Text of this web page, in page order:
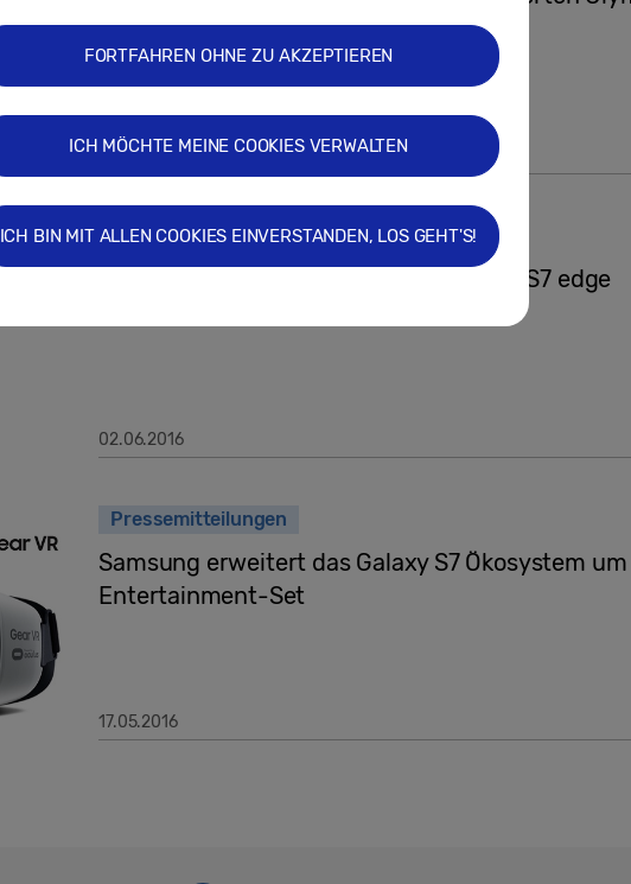
Galaxy S7 edge
07.07.2016
Pressemitteilungen
Neue Trendfarbe für das Galaxy S7 und S7 edge
02.06.2016
Pressemitteilungen
Samsung erweitert das Galaxy S7 Ökosystem um
Entertainment-Set
17.05.2016
FORTFAHREN OHNE ZU AKZEPTIEREN
ICH MÖCHTE MEINE COOKIES VERWALTEN
ICH BIN MIT ALLEN COOKIES EINVERSTANDEN, LOS GEHT'S!